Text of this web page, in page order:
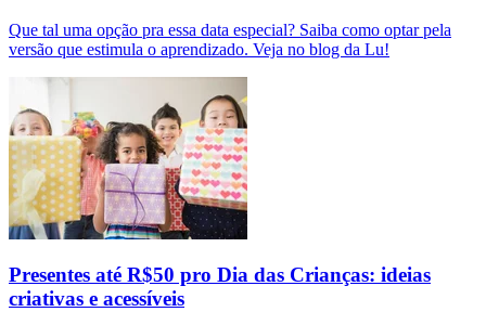
Que tal uma opção pra essa data especial? Saiba como optar pela
versão que estimula o aprendizado. Veja no blog da Lu!
Presentes até R$50 pro Dia das Crianças: ideias
criativas e acessíveis